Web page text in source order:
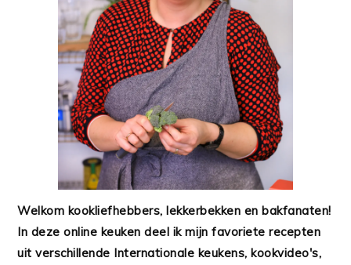
Welkom kookliefhebbers, lekkerbekken en bakfanaten!
In deze online keuken deel ik mijn favoriete recepten
uit verschillende Internationale keukens, kookvideo's,